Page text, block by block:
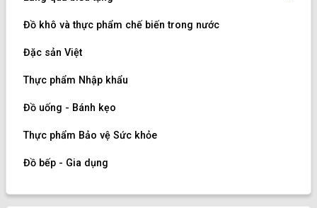
Đồ khô và thực phẩm chế biến trong nước
Đặc sản Việt
Thực phẩm Nhập khẩu
Đồ uống - Bánh kẹo
Thực phẩm Bảo vệ Sức khỏe
Đồ bếp - Gia dụng